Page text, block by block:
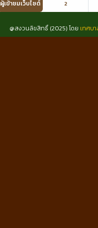
ผู้เข้าชมเว็บไซต์ 2
@สงวนลิขสิทธิ์ (2025) โดย เทศบ